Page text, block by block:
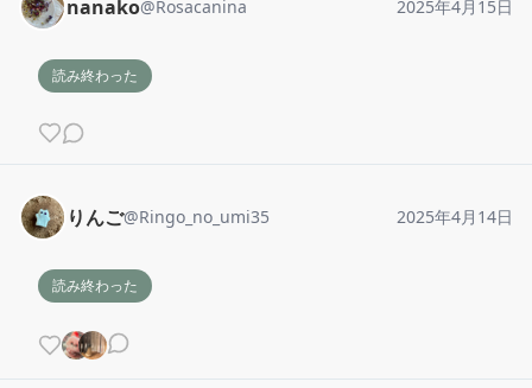
nanako@Rosacanina 2025年4月15日
読み終わった
りんご@Ringo_no_umi35 2025年4月14日
読み終わった